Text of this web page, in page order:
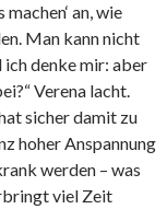
an, wie
Man kann nicht
denke mir: aber
Verena lacht.
sicher damit zu
hoher Anspannung
werden – was
viel Zeit